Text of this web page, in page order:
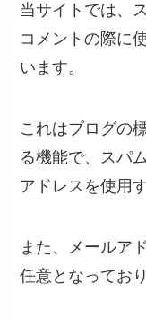
当サイトでは、
コメントの際に
います。
これはブログの
る機能で、スパ
アドレスを使用
また、メールア
任意となってお